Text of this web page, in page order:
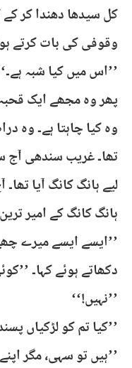
کل سیدھا دھندا کر
وقوفی کی بات کرتے
’’اس میں کیا شبہ
پھر وہ مجھے ایک
وہ کیا چاہتا ہے۔ وہ
تھا۔ غریب سندھی آج
لیے ہانگ کانگ آیا
ہانگ کانگ کے امیر
’’ایسے ایسے میرے
دکھاتے ہوئے کہا۔
’’نہیں!‘‘
’’کیا تم کو لڑکیاں
’’ہیں تو سہی، مگر